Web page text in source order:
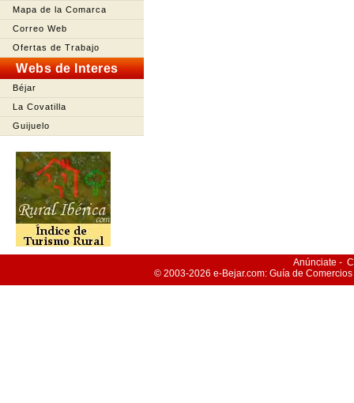
Mapa de la Comarca
Correo Web
Ofertas de Trabajo
Webs de Interes
Béjar
La Covatilla
Guijuelo
Anúnciate -
© 2003-2026 e-Bejar.com: Guía de